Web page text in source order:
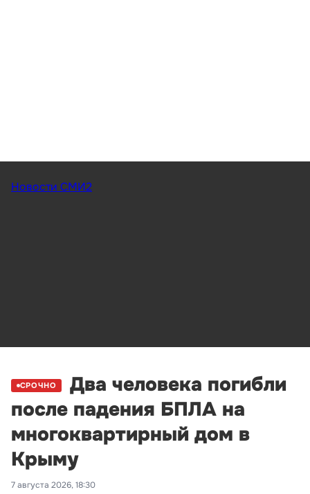
Новости СМИ2
СРОЧНО
Два человека погибли
после падения БПЛА на
многоквартирный дом в
Крыму
7 августа 2026, 18:30